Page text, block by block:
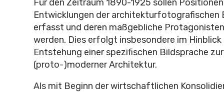
Für den Zeitraum 1890-1925 sollen
Entwicklungen der architekturfotografischen
erfasst und deren maßgebliche
werden. Dies erfolgt insbesondere im
Entstehung einer spezifischen Bildsprache
(proto-)moderner Architektur.
Als mit Beginn der wirtschaftlichen